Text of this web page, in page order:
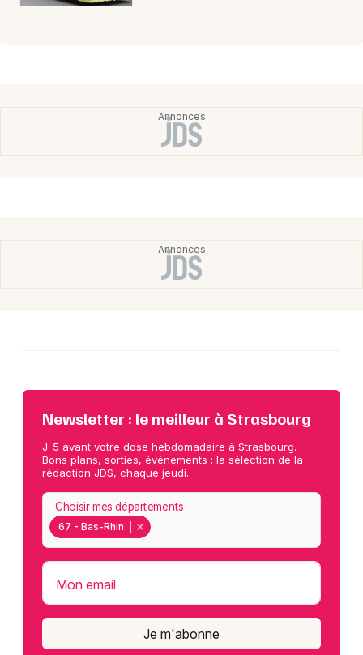
Newsletter : le meilleur à Strasbourg
J-5 avant votre dose hebdomadaire à Strasbourg.
Bons plans, sorties, événements : la sélection de la
rédaction JDS, chaque jeudi.
67 - Bas-Rhin
Choisir mes départements
Mon email
Je m'abonne